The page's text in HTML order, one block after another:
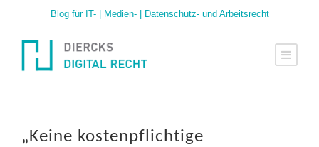
Blog für IT- | Medien- | Datenschutz- und Arbeitsrecht
„Keine kostenpflichtige